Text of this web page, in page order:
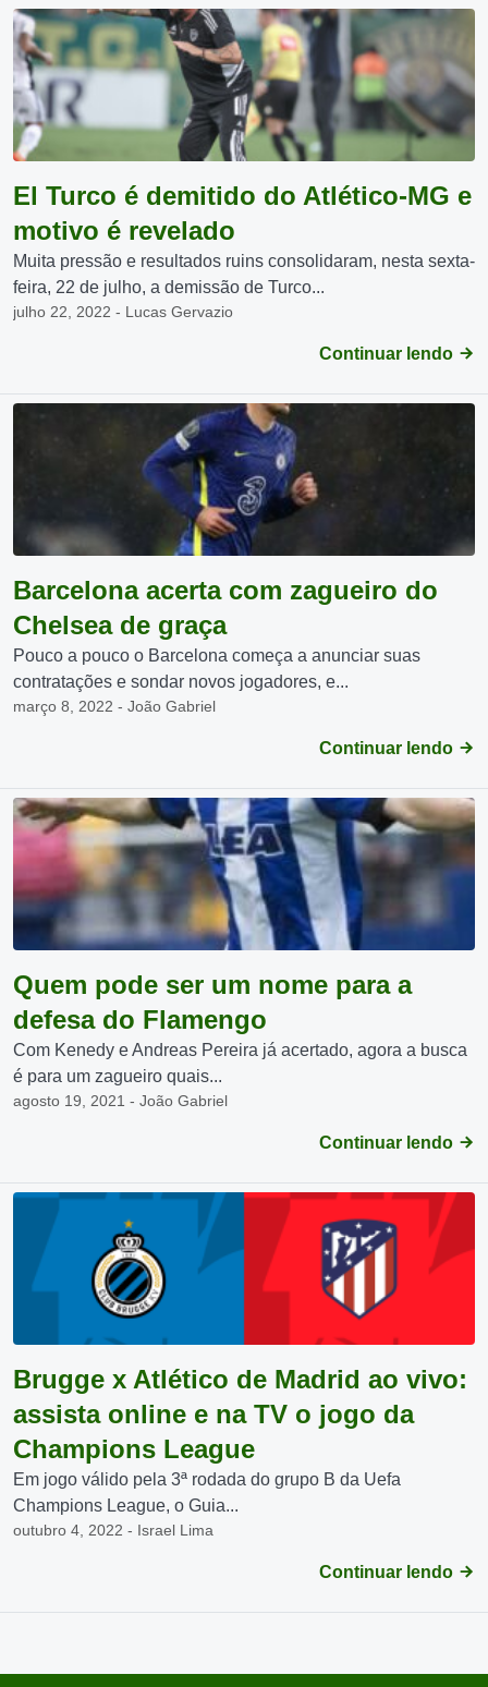
El Turco é demitido do Atlético-MG e
motivo é revelado
Muita pressão e resultados ruins consolidaram, nesta sexta-
feira, 22 de julho, a demissão de Turco...
julho 22, 2022 - Lucas Gervazio
Continuar lendo
Barcelona acerta com zagueiro do
Chelsea de graça
Pouco a pouco o Barcelona começa a anunciar suas
contratações e sondar novos jogadores, e...
março 8, 2022 - João Gabriel
Continuar lendo
Quem pode ser um nome para a
defesa do Flamengo
Com Kenedy e Andreas Pereira já acertado, agora a busca
é para um zagueiro quais...
agosto 19, 2021 - João Gabriel
Continuar lendo
Brugge x Atlético de Madrid ao vivo:
assista online e na TV o jogo da
Champions League
Em jogo válido pela 3ª rodada do grupo B da Uefa
Champions League, o Guia...
outubro 4, 2022 - Israel Lima
Continuar lendo